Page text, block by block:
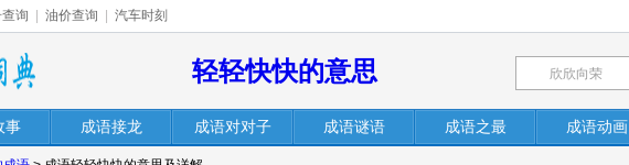
查询 油价查询 汽车时刻
轻轻快快的意思
事 成语接龙 成语对对子 成语谜语 成语之最 成语动画